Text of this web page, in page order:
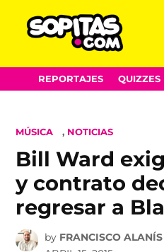
Skip
to
REPORTAJES QUIZZES
POSTED
MÚSICA , NOTICIAS
Bill Ward
y contrato
regresar a
by FRANCISCO ALANÍS